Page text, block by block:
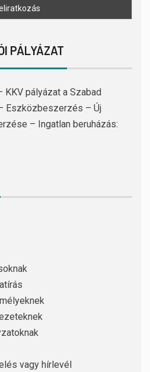
PÁLYÁZAT
pályázat a Szabad
Eszközbeszerzés – Új
– Ingatlan beruházás:
vagy hírlevél